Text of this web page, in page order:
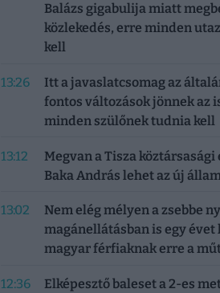
Balázs gigabulija miatt
közlekedés, erre minden
kell
13:26
Itt a javaslatcsomag az
fontos változások jönnek az
minden szülőnek tudnia kell
13:12
Megvan a Tisza
Baka András lehet az új
13:02
Nem elég mélyen a zsebbe
magánellátásban is egy évet
magyar férfiaknak erre a
12:36
Elképesztő baleset a 2-es